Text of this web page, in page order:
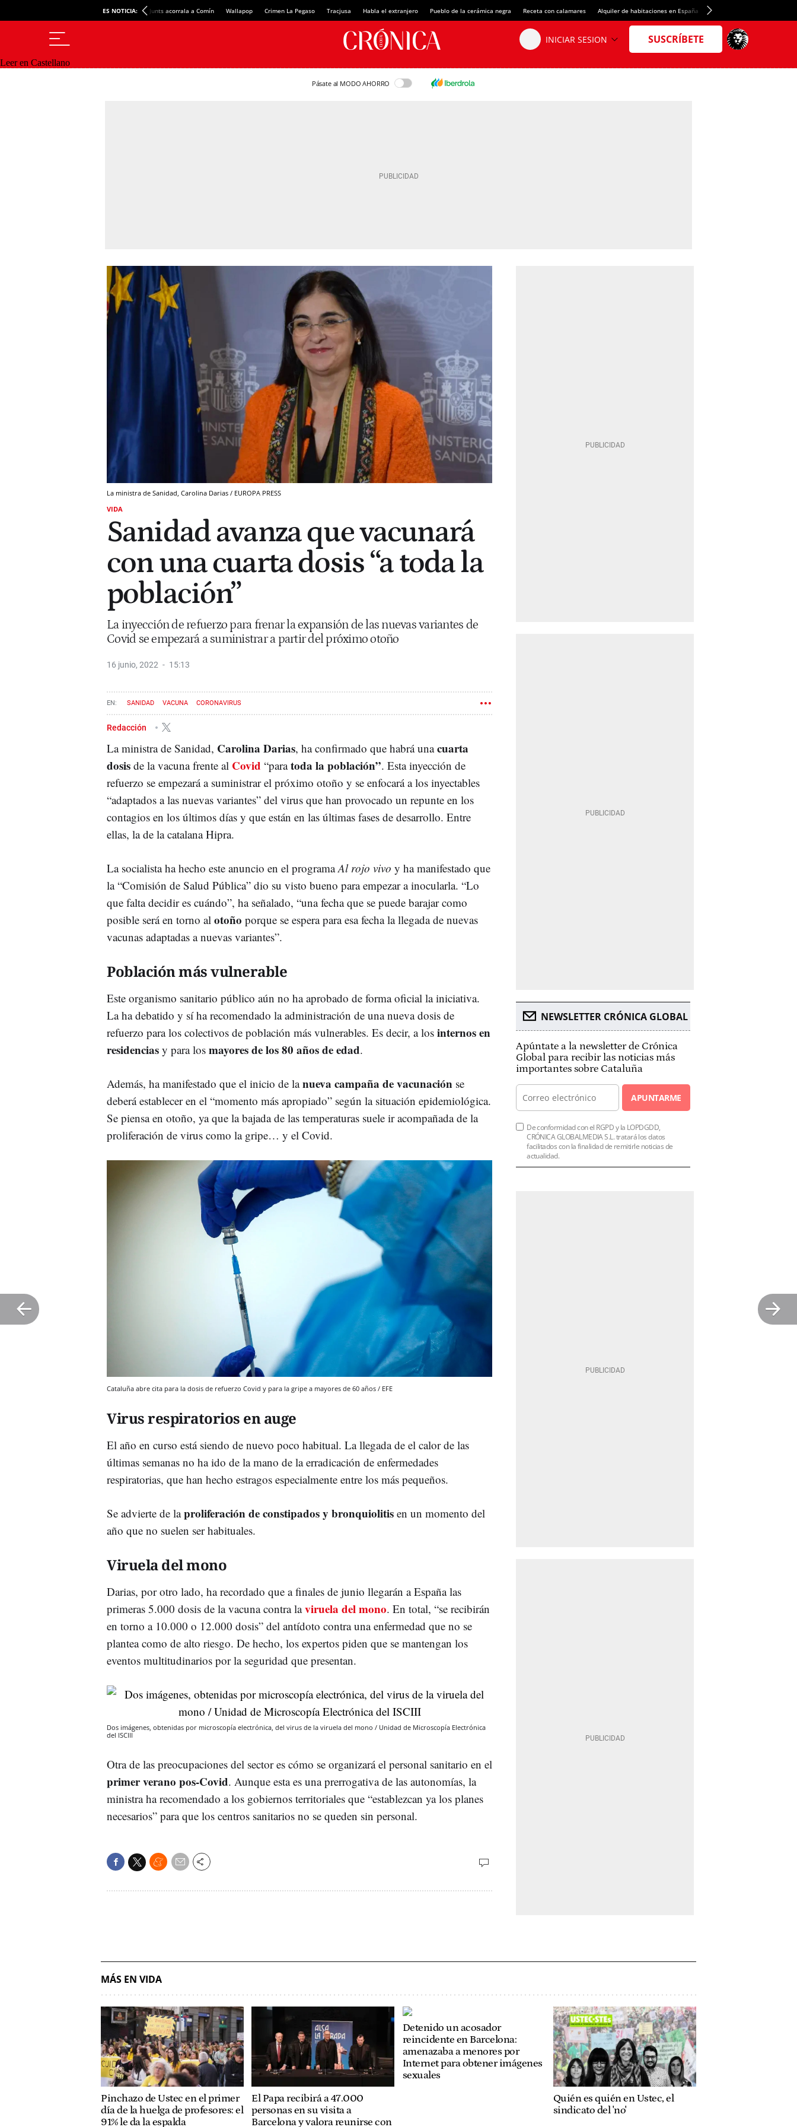
ES NOTICIA: Junts acorrala a Comín Wallapop Crimen La Pegaso Tracjusa Habla el extranjero Pueblo de la cerámica negra Receta con calamares Alquiler de habitaciones en España Crédito del Spotify Camp Nou
Leer en Castellano
Pásate al MODO AHORRO
La ministra de Sanidad, Carolina Darias / EUROPA PRESS
VIDA
Sanidad avanza que vacunará
con una cuarta dosis “a toda la
población”
La inyección de refuerzo para frenar la expansión de las nuevas variantes de
Covid se empezará a suministrar a partir del próximo otoño
16 junio, 2022 15:13
SANIDAD VACUNA CORONAVIRUS
Redacción
La ministra de Sanidad, Carolina Darias, ha confirmado que habrá unacuarta
dosis de la vacuna frente al Covid “paratoda la población”. Esta inyección de
refuerzo se empezará a suministrar el próximo otoño y se enfocará a los inyectables
“adaptados a las nuevas variantes” del virus que han provocado un repunte en los
contagios en los últimos días y que están en las últimas fases de desarrollo. Entre
ellas, la de la catalana Hipra.
La socialista ha hecho este anuncio en el programaAl rojo vivo y ha manifestado que
la “Comisión de Salud Pública” dio su visto bueno para empezar a inocularla. “Lo
que falta decidir es cuándo”, ha señalado, “una fecha que se puede barajar como
posible será en torno al otoño porque se espera para esa fecha la llegada de nuevas
vacunas adaptadas a nuevas variantes”.
Población más vulnerable
Este organismo sanitario público aún no ha aprobado de forma oficial la iniciativa.
La ha debatido y sí ha recomendado la administración de una nueva dosis de
refuerzo para los colectivos de población más vulnerables. Es decir, a los internos en
residencias y para los mayores de los 80 años de edad.
Además, ha manifestado que el inicio de lanueva campaña de vacunación se
deberá establecer en el “momento más apropiado” según la situación epidemiológica.
Se piensa en otoño, ya que la bajada de las temperaturas suele ir acompañada de la
proliferación de virus como la gripe… y el Covid.
Cataluña abre cita para la dosis de refuerzo Covid y para la gripe a mayores de 60 años / EFE
Virus respiratorios en auge
El año en curso está siendo de nuevo poco habitual. La llegada de el calor de las
últimas semanas no ha ido de la mano de la erradicación de enfermedades
respiratorias, que han hecho estragos especialmente entre los más pequeños.
Se advierte de laproliferación de constipados y bronquiolitis en un momento del
año que no suelen ser habituales.
Viruela del mono
Darias, por otro lado, ha recordado que a finales de junio llegarán a España las
primeras 5.000 dosis de la vacuna contra laviruela del mono. En total, “se recibirán
en torno a 10.000 o 12.000 dosis” del antídoto contra una enfermedad que no se
plantea como de alto riesgo. De hecho, los expertos piden que se mantengan los
eventos multitudinarios por la seguridad que presentan.
Dos imágenes, obtenidas por microscopía electrónica, del virus de la viruela del mono / Unidad de Microscopía Electrónica
del ISCIII
Otra de las preocupaciones del sector es cómo se organizará el personal sanitario en el
primer verano pos-Covid. Aunque esta es una prerrogativa de las autonomías, la
ministra ha recomendado a los gobiernos territoriales que “establezcan ya los planes
necesarios” para que los centros sanitarios no se queden sin personal.
NEWSLETTER CRÓNICA GLOBAL
Apúntate a la newsletter de Crónica
Global para recibir las noticias más
importantes sobre Cataluña
APUNTARME
De conformidad con el RGPD y la LOPDGDD,
CRÓNICA GLOBALMEDIA S.L. tratará los datos
facilitados con la finalidad de remitirle noticias de
actualidad.
MÁS EN VIDA
Pinchazo de Ustec en el primer
día de la huelga de profesores: el
91% le da la espalda
El Papa recibirá a 47.000
personas en su visita a
Barcelona y valora reunirse con
Detenido un acosador
reincidente en Barcelona:
amenazaba a menores por
Internet para obtener imágenes
sexuales
Quién es quién en Ustec, el
sindicato del 'no'